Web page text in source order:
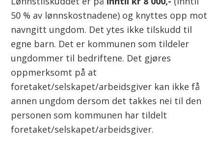
50 % av lønnskostnadene) og knyttes opp mot
navngitt ungdom. Det ytes ikke tilskudd til
egne barn. Det er kommunen som tildeler
ungdommer til bedriftene. Det gjøres
oppmerksomt på at
foretaket/selskapet/arbeidsgiver kan ikke få
annen ungdom dersom det takkes nei til den
personen som kommunen har tildelt
foretaket/selskapet/arbeidsgiver.